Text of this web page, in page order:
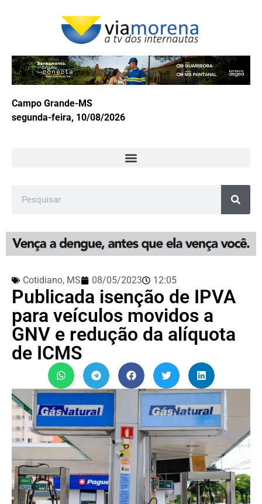
Campo Grande-MS
segunda-feira, 10/08/2026
Cotidiano, MS 08/05/2023 12:05
Publicada isenção de IPVA
para veículos movidos a
GNV e redução da alíquota
de ICMS